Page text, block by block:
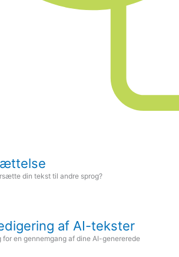
din tekst til andre sprog?
af AI-tekster
for en gennemgang af dine AI-genererede